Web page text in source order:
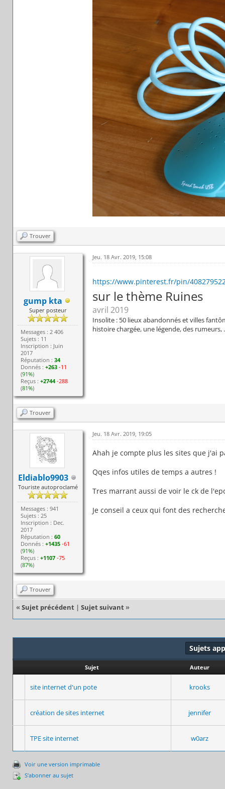
Trouver
gump kta
Super posteur
Messages : 2 406
Sujets : 11
Inscription : Juin
2017
Réputation :34
Donnés :+263 -11
(91%)
Reçus :+2744 -288
(81%)
Jeu. 18 Avr. 2019, 15:08
https://www.pinterest.fr/pin/
sur le thème Ruines
avril 2019
Insolite : 50 lieux abandonnés et villes
histoire chargée, une légende, des
Trouver
Eldiablo9903
Touriste autoproclamé
Messages : 941
Sujets : 25
Inscription : Dec.
2017
Réputation :60
Donnés :+1435 -61
(91%)
Reçus :+1107 -75
(87%)
Jeu. 18 Avr. 2019, 19:05
Ahah je compte plus les sites que j'ai
Qqes infos utiles de temps a autres !
Tres marrant aussi de voir le ck de
Je conseil a ceux qui font des
Trouver
« Sujet précédent | Sujet suivant »
Sujets
Sujet Auteur
site internet d'un pote krooks
création de sites internet jennifer
TPE site internet w0arz
Voir une version imprimable
S’abonner au sujet